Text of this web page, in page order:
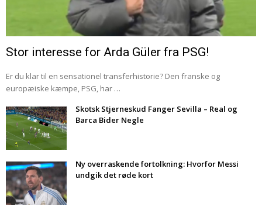
Stor interesse for Arda Güler fra PSG!
Er du klar til en sensationel transferhistorie? Den franske og
europæiske kæmpe, PSG, har …
Skotsk Stjerneskud Fanger Sevilla – Real og
Barca Bider Negle
Ny overraskende fortolkning: Hvorfor Messi
undgik det røde kort